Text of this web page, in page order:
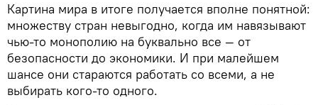
Картина мира в итоге получается вполне понятной:
множеству стран невыгодно, когда им навязывают
чью-то монополию на буквально все — от
безопасности до экономики. И при малейшем
шансе они стараются работать со всеми, а не
выбирать кого-то одного.